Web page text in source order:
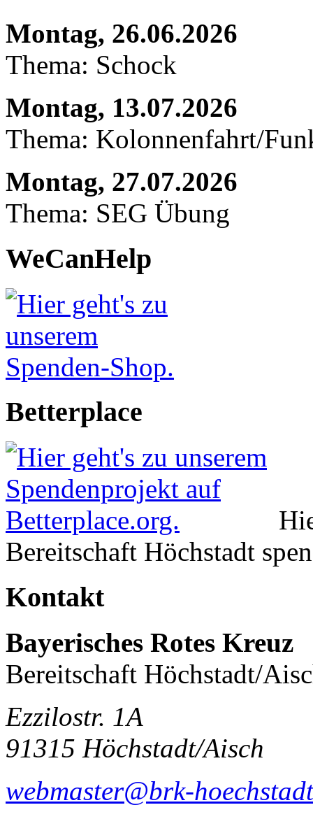
Montag, 26.06.2026
Thema: Schock
Montag, 13.07.2026
Thema: Kolonnenfahrt/
Montag, 27.07.2026
Thema: SEG Übung
WeCanHelp
Betterplace
Bereitschaft Höchstadt
Kontakt
Bayerisches Rotes Kreuz
Bereitschaft Höchstadt/
Ezzilostr. 1A
91315 Höchstadt/Aisch
webmaster@brk-